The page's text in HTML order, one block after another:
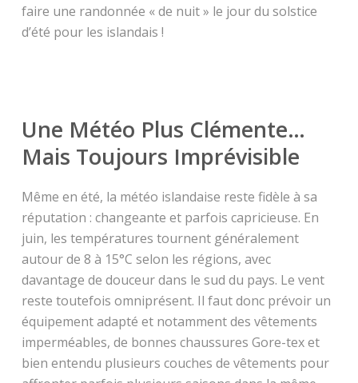
faire une randonnée « de nuit » le jour du solstice
d’été pour les islandais !
Une Météo Plus Clémente…
Mais Toujours Imprévisible
Même en été, la météo islandaise reste fidèle à sa
réputation : changeante et parfois capricieuse. En
juin, les températures tournent généralement
autour de 8 à 15°C selon les régions, avec
davantage de douceur dans le sud du pays. Le vent
reste toutefois omniprésent. Il faut donc prévoir un
équipement adapté et notamment des vêtements
imperméables, de bonnes chaussures Gore-tex et
bien entendu plusieurs couches de vêtements pour